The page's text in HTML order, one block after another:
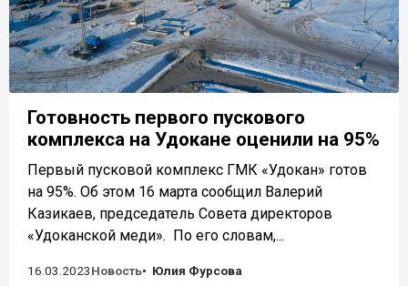
Готовность первого пускового
комплекса на Удокане оценили на 95%
Первый пусковой комплекс ГМК «Удокан» готов
на 95%. Об этом 16 марта сообщил Валерий
Казикаев, председатель Совета директоров
«Удоканской меди». По его словам,...
16.03.2023Новость
Юлия Фурсова